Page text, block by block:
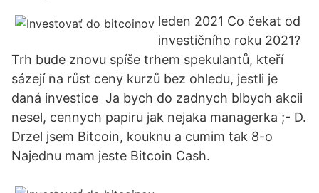
leden 2021 Co čekat od
investičního roku 2021?
Trh bude znovu spíše trhem spekulantů, kteří
sázejí na růst ceny kurzů bez ohledu, jestli je
daná investice Ja bych do zadnych blbych akcii
nesel, cennych papiru jak nejaka managerka ;- D.
Drzel jsem Bitcoin, kouknu a cumim tak 8-o
Najednu mam jeste Bitcoin Cash.